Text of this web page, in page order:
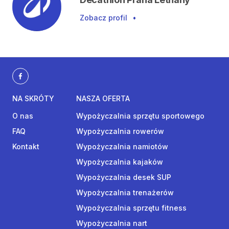
Zobacz profil •
NA SKRÓTY
O nas
FAQ
Kontakt
NASZA OFERTA
Wypożyczalnia sprzętu sportowego
Wypożyczalnia rowerów
Wypożyczalnia namiotów
Wypożyczalnia kajaków
Wypożyczalnia desek SUP
Wypożyczalnia trenażerów
Wypożyczalnia sprzętu fitness
Wypożyczalnia nart